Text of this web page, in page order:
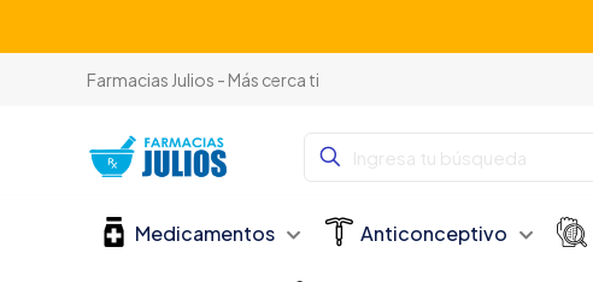
Farmacias Julios - Más cerca ti
Medicamentos Anticonceptivo